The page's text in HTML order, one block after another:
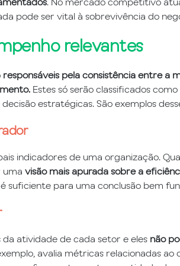
pode ser vital à sobrevivência do
relevantes
responsáveis pela consistência entre a
Estes só serão classificados
estratégicas. São exemplos
indicadores de uma organização.
uma visão mais apurada sobre a
suficiente para uma conclusão bem
atividade de cada setor e eles não
avalia métricas relacionadas ao